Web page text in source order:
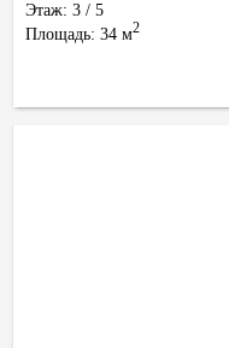
Этаж: 3 / 5
Площадь: 34 м2